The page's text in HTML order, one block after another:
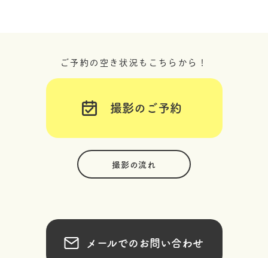
ご予約の空き状況もこちらから！
撮影のご予約
撮影の流れ
メールでのお問い合わせ